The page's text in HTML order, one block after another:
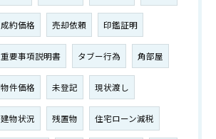
成約価格 売却依頼 印鑑証明
重要事項説明書 タブー行為 角部屋
物件価格 未登記 現状渡し
建物状況 残置物 住宅ローン減税